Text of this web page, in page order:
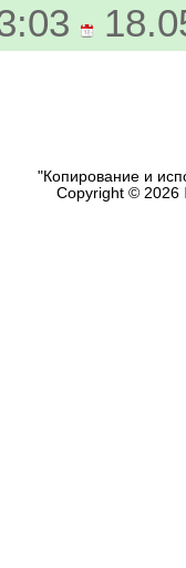
"Копирование и
Copyright © 2026